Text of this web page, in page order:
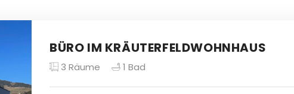
BÜRO IM KRÄUTERFELDWOHNHAUS
3 Räume 1 Bad